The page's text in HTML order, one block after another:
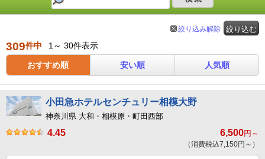
絞り込む
絞り込み解除
309件中 1～ 30件表示
おすすめ順 安い順 人気順
小田急ホテルセンチュリー相模大野
神奈川県 大和・相模原・町田西部
4.45 6,500円～
（消費税込7,150円～）